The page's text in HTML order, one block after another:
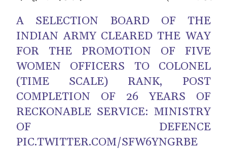
A SELECTION BOARD OF THE
INDIAN ARMY CLEARED THE WAY
FOR THE PROMOTION OF FIVE
WOMEN OFFICERS TO COLONEL
(TIME SCALE) RANK, POST
COMPLETION OF 26 YEARS OF
RECKONABLE SERVICE: MINISTRY
OF DEFENCE
PIC.TWITTER.COM/SFW6YNGRBE